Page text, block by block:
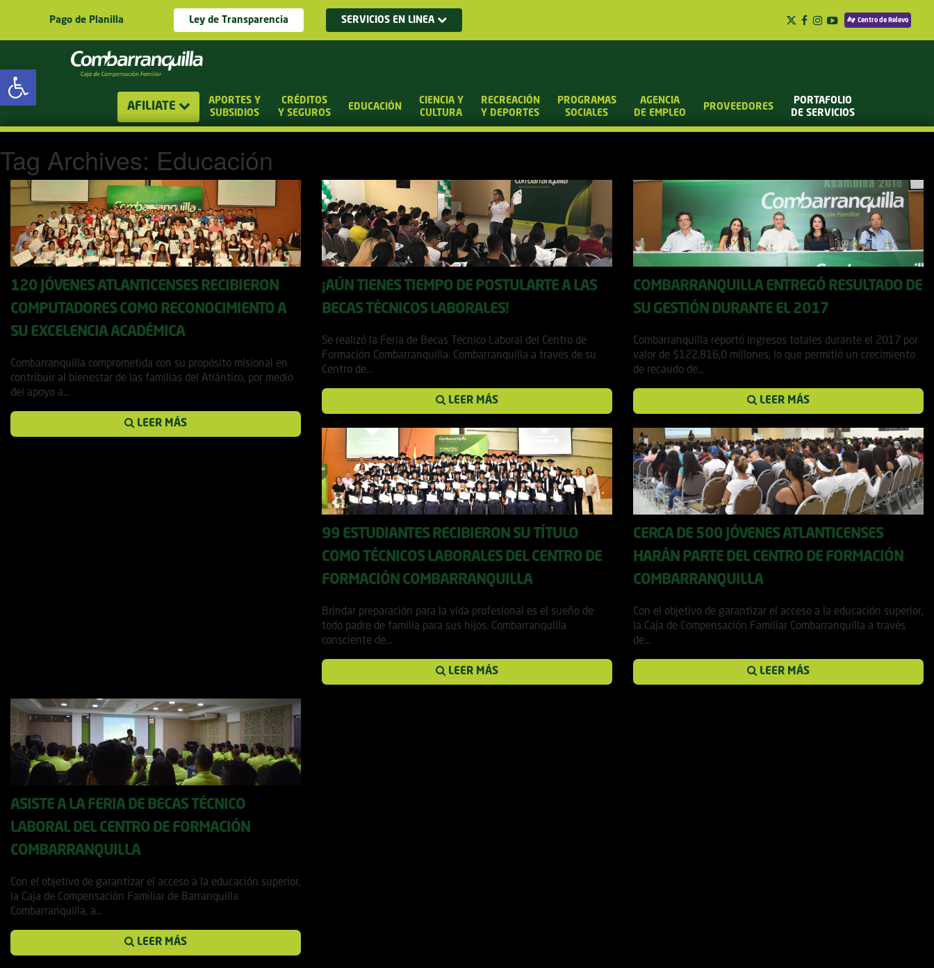
Abrir barra de herramientas
Pago de Planilla Ley de Transparencia SERVICIOS EN LINEA Centro de Relevo
AFILIATE
APORTES Y
SUBSIDIOS
CRÉDITOS
Y SEGUROS
EDUCACIÓN
CIENCIA Y
CULTURA
RECREACIÓN
Y DEPORTES
PROGRAMAS
SOCIALES
AGENCIA
DE EMPLEO
PROVEEDORES
PORTAFOLIO
DE SERVICIOS
Tag Archives: Educación
120 JÓVENES ATLANTICENSES RECIBIERON
COMPUTADORES COMO RECONOCIMIENTO A
SU EXCELENCIA ACADÉMICA
Combarranquilla comprometida con su propósito misional en
contribuir al bienestar de las familias del Atlántico, por medio
del apoyo a...
LEER MÁS
¡AÚN TIENES TIEMPO DE POSTULARTE A LAS
BECAS TÉCNICOS LABORALES!
Se realizó la Feria de Becas Técnico Laboral del Centro de
Formación Combarranquilla. Combarranquilla a través de su
Centro de...
LEER MÁS
COMBARRANQUILLA ENTREGÓ RESULTADO DE
SU GESTIÓN DURANTE EL 2017
Combarranquilla reportó ingresos totales durante el 2017 por
valor de $122.816,0 millones, lo que permitió un crecimiento
de recaudo de...
LEER MÁS
99 ESTUDIANTES RECIBIERON SU TÍTULO
COMO TÉCNICOS LABORALES DEL CENTRO DE
FORMACIÓN COMBARRANQUILLA
Brindar preparación para la vida profesional es el sueño de
todo padre de familia para sus hijos. Combarranquilla
consciente de...
LEER MÁS
CERCA DE 500 JÓVENES ATLANTICENSES
HARÁN PARTE DEL CENTRO DE FORMACIÓN
COMBARRANQUILLA
Con el objetivo de garantizar el acceso a la educación superior,
la Caja de Compensación Familiar Combarranquilla a través
de...
LEER MÁS
ASISTE A LA FERIA DE BECAS TÉCNICO
LABORAL DEL CENTRO DE FORMACIÓN
COMBARRANQUILLA
Con el objetivo de garantizar el acceso a la educación superior,
la Caja de Compensación Familiar de Barranquilla
Combarranquilla, a...
LEER MÁS